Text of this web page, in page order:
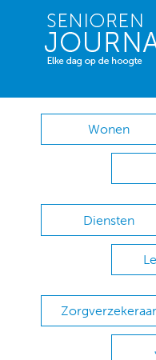
Wonen
Diensten
Zorgverzekeraar